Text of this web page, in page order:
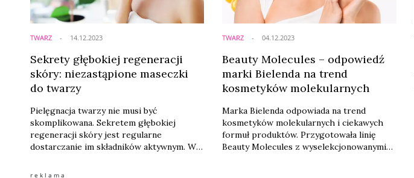
TWARZ
Sekrety głębokiej regeneracji
skóry: niezastąpione maseczki
do twarzy
Pielęgnacja twarzy nie musi być
skomplikowana. Sekretem głębokiej
regeneracji skóry jest regularne
dostarczanie im składników aktywnym. W
twarzy! Dlaczego są niezastąpione w
14.12.2023 TWARZ
Beauty Molecules – odpowiedź
marki Bielenda na trend
kosmetyków molekularnych
Marka Bielenda odpowiada na trend
kosmetyków molekularnych i ciekawych
formuł produktów. Przygotowała linię
Beauty Molecules z wyselekcjonowanymi
04.12.2023